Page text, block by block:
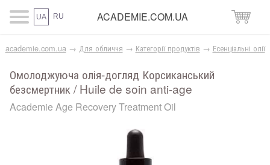
UA RU ACADEMIE.COM.UA
academie.com.ua → Для обличчя → Категорії продуктів → Есенціальні олії
Омолоджуюча олія-догляд Корсиканський
безсмертник / Huile de soin anti-age
Academie Age Recovery Treatment Oil